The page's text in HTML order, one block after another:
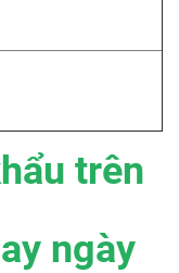
trên
ngày